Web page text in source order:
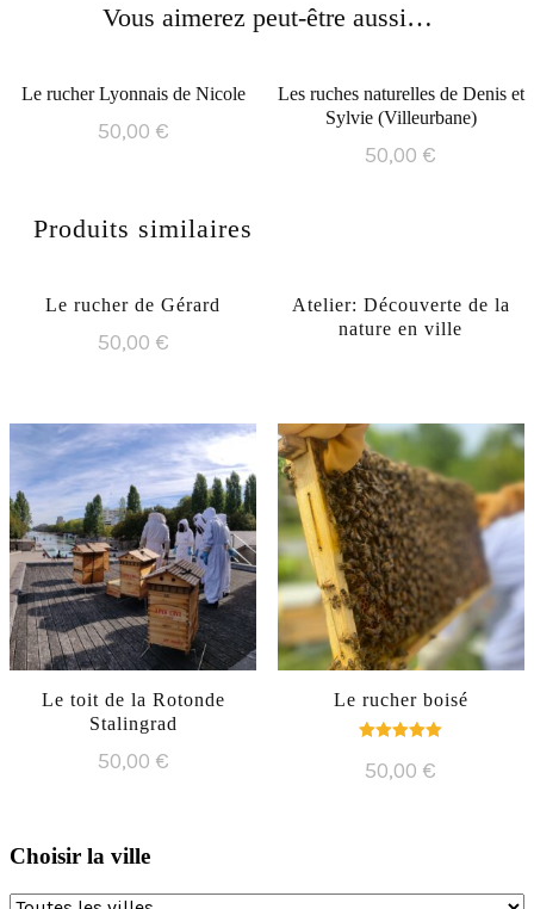
Vous aimerez peut-être aussi…
Le rucher Lyonnais de Nicole
50,00 €
Les ruches naturelles de Denis et
Sylvie (Villeurbane)
50,00 €
Produits similaires
Le rucher de Gérard
50,00 €
Atelier: Découverte de la
nature en ville
Le toit de la Rotonde
Stalingrad
50,00 €
Le rucher boisé
5.00
sur 5
50,00 €
Choisir la ville